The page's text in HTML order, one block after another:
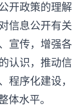
开政策的理解
信息公开有关
宣传，增强各
认识，推动信
程序化建设，
体水平。